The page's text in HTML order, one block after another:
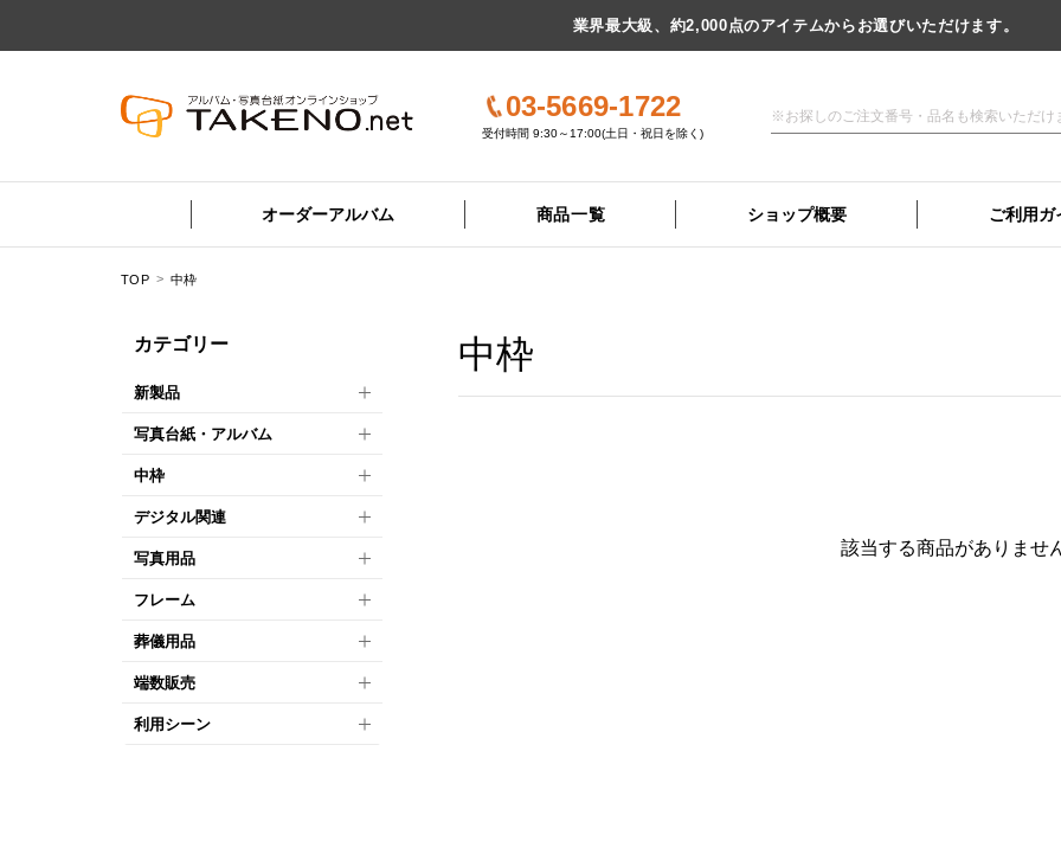
業界最大級、約2,000点のアイテムからお選びいただけます。
03-5669-1722
受付時間 9:30～17:00(土日・祝日を除く)
オーダーアルバム 商品一覧 ショップ概要 ご利用ガ
TOP 中枠
カテゴリー
新製品
写真台紙・アルバム
中枠
デジタル関連
写真用品
フレーム
葬儀用品
端数販売
利用シーン
中枠
該当する商品がありませ